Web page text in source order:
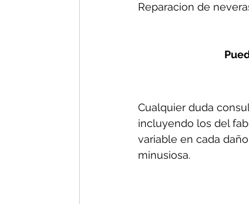
Reparacion de
Cualquier duda
incluyendo los del
variable en cada
minusiosa.